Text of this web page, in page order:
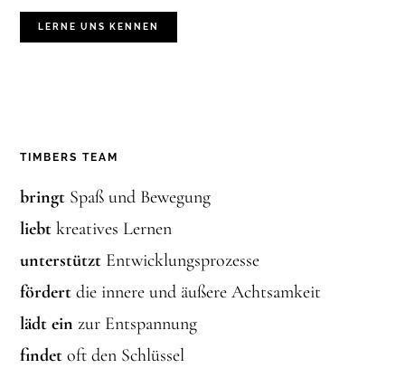
LERNE UNS KENNEN
TIMBERS TEAM
bringt Spaß und Bewegung
liebt kreatives Lernen
unterstützt Entwicklungsprozesse
fördert die innere und äußere Achtsamkeit
lädt ein zur Entspannung
findet oft den Schlüssel